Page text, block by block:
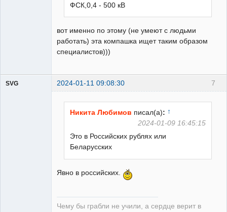
ФСК,0,4 - 500 кВ
вот именно по этому (не умеют с людьми
работать) эта компашка ищет таким образом
специалистов)))
7
SVG 2024-01-11 09:08:30
Никита Любимов писал(а): ↑
2024-01-09 16:45:15
Это в Российских рублях или
Беларусских
Явно в российских.
Чему бы грабли не учили, а сердце верит в